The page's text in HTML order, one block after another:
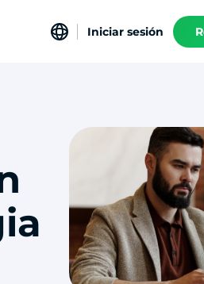
Iniciar sesión